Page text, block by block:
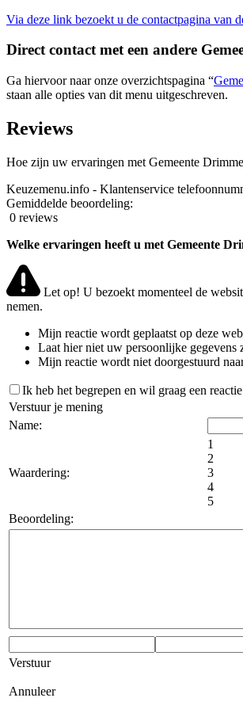
Via deze link bezoekt u de contactpagina van
Direct contact met een andere
Ga hiervoor naar onze overzichtspagina “
staan alle opties van dit menu uitgeschreven.
Reviews
Hoe zijn uw ervaringen met Gemeente
Keuzemenu.info - Klantenservice
Gemiddelde beoordeling:
0 reviews
Welke ervaringen heeft u met Gemeente
Let op! U bezoekt momenteel de
nemen.
Mijn reactie wordt geplaatst op deze
Laat hier niet uw persoonlijke gegevens
Mijn reactie wordt niet doorgestuurd
Ik heb het begrepen en wil graag een
Verstuur je mening
Name:
Waardering:
1
2
3
4
5
Beoordeling:
Verstuur
Annuleer